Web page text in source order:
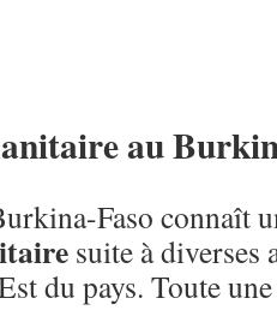
au
Faso connaît
suite à diverses
du pays. Toute